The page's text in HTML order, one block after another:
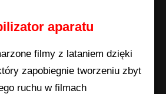
aparatu
filmy z lataniem dzięki
zapobiegnie tworzeniu zbyt
ruchu w filmach